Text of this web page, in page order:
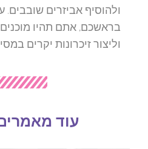
ולהוסיף אביזרים שובבים. עם
בראשכם, אתם תהיו מוכנים
וליצור זיכרונות יקרים
עוד מאמרים